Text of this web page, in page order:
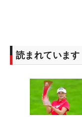
読まれています